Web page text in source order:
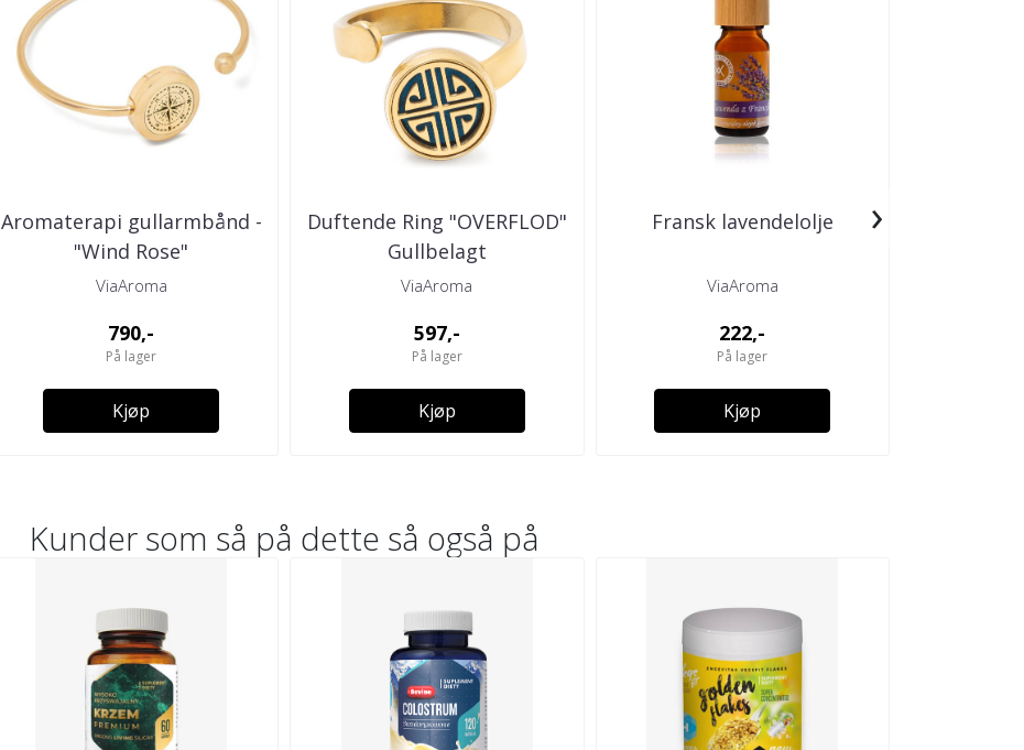
Aromaterapi gullarmbånd -
"Wind Rose"
ViaAroma
790,-
På lager
Kjøp
Duftende Ring "OVERFLOD"
Gullbelagt
ViaAroma
597,-
På lager
Kjøp
Fransk lavendelolje
ViaAroma
222,-
På lager
Kjøp
›
Kunder som så på dette så også på